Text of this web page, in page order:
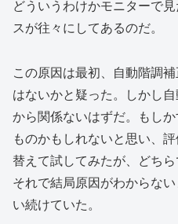
どういうわけかモニターで
スが往々にしてあるのだ。
この原因は最初、自動階調
はないかと疑った。しかし
から関係ないはずだ。もし
ものかもしれないと思い、
替えて試してみたが、どち
それで結局原因がわからな
い続けていた。